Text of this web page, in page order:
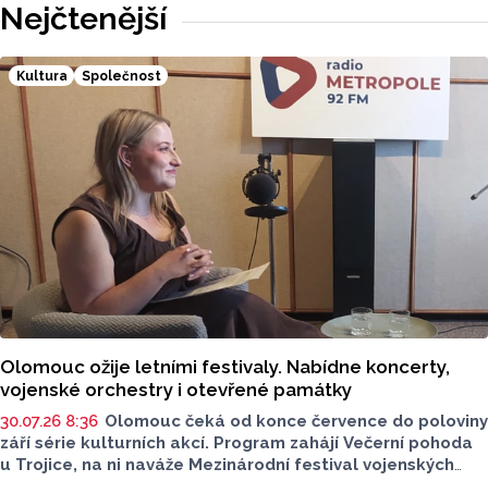
si svůj horoskop a mějte pěkný víkend.
Nejčtenější
Kultura Společnost
Olomouc ožije letními festivaly. Nabídne koncerty,
vojenské orchestry i otevřené památky
30.07.26 8:36 Olomouc čeká od konce července do poloviny
září série kulturních akcí. Program zahájí Večerní pohoda
u Trojice, na ni naváže Mezinárodní festival vojenských